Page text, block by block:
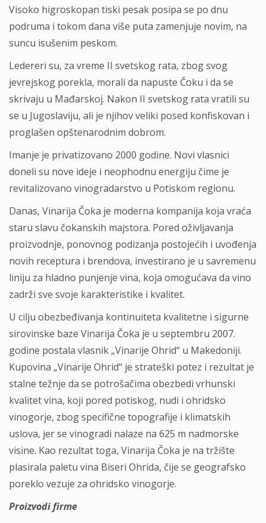
Visoko higroskopan tiski pesak posipa se po dnu
podruma i tokom dana više puta zamenjuje novim, na
suncu isušenim peskom.
Ledereri su, za vreme II svetskog rata, zbog svog
jevrejskog porekla, morali da napuste Čoku i da se
skrivaju u Mađarskoj. Nakon II svetskog rata vratili su
se u Jugoslaviju, ali je njihov veliki posed konfiskovan i
proglašen opštenarodnim dobrom.
Imanje je privatizovano 2000 godine. Novi vlasnici
doneli su nove ideje i neophodnu energiju čime je
revitalizovano vinogradarstvo u Potiskom regionu.
Danas, Vinarija Čoka je moderna kompanija koja vraća
staru slavu čokanskih majstora. Pored oživljavanja
proizvodnje, ponovnog podizanja postojećih i uvođenja
novih receptura i brendova, investirano je u savremenu
liniju za hladno punjenje vina, koja omogućava da vino
zadrži sve svoje karakteristike i kvalitet.
U cilju obezbeđivanja kontinuiteta kvalitetne i sigurne
sirovinske baze Vinarija Čoka je u septembru 2007.
godine postala vlasnik „Vinarije Ohrid“ u Makedoniji.
Kupovina „Vinarije Ohrid“ je strateški potez i rezultat je
stalne težnje da se potrošačima obezbedi vrhunski
kvalitet vina, koji pored potiskog, nudi i ohridsko
vinogorje, zbog specifične topografije i klimatskih
uslova, jer se vinogradi nalaze na 625 m nadmorske
visine. Kao rezultat toga, Vinarija Čoka je na tržište
plasirala paletu vina Biseri Ohrida, čije se geografsko
poreklo vezuje za ohridsko vinogorje.
Proizvodi firme